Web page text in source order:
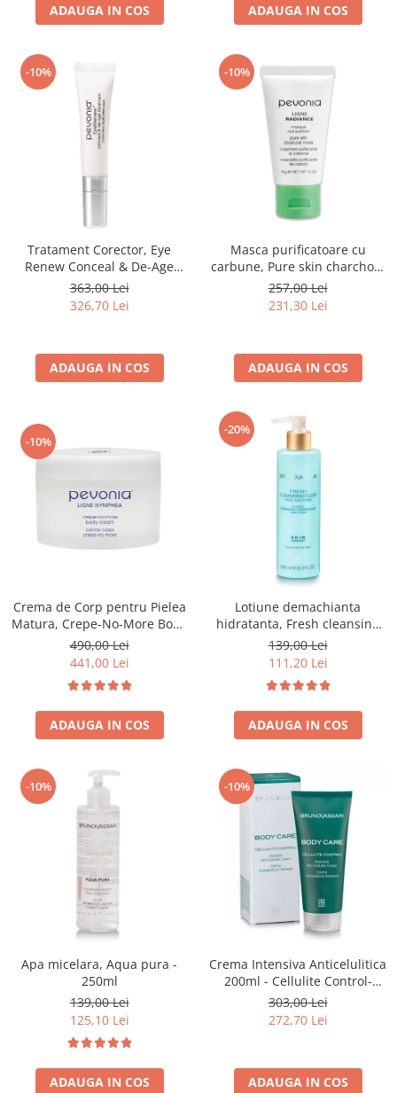
ADAUGA IN COS ADAUGA IN COS
-10%
Tratament Corector, Eye
Renew Conceal & De-Age
Treatment - 10 ml
363,00 Lei
326,70 Lei
ADAUGA IN COS
-10%
Masca purificatoare cu
carbune, Pure skin charchoal
mask - 50ml
257,00 Lei
231,30 Lei
ADAUGA IN COS
-10%
Crema de Corp pentru Pielea
Matura, Crepe-No-More Body
Cream - 200ml
490,00 Lei
441,00 Lei
ADAUGA IN COS
-20%
Lotiune demachianta
hidratanta, Fresh cleansing
fluid - 250 ml
139,00 Lei
111,20 Lei
ADAUGA IN COS
-10%
Apa micelara, Aqua pura -
250ml
139,00 Lei
125,10 Lei
ADAUGA IN COS
-10%
Crema Intensiva Anticelulitica
200ml - Cellulite Control-
Bruno Vassari
303,00 Lei
272,70 Lei
ADAUGA IN COS